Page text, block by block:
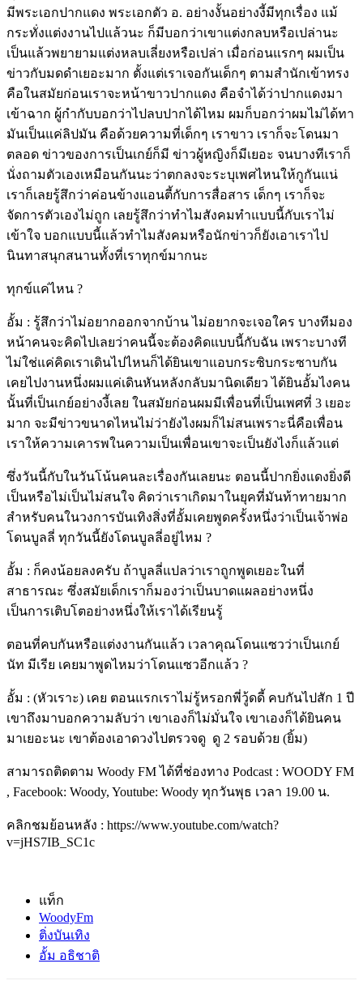
มีพระเอกปากแดง พระเอกตัว อ. อย่างงั้นอย่างงี้มีทุกเรื่อง แม้
กระทั่งแต่งงานไปแล้วนะ ก็มีบอกว่าเขาแต่งกลบหรือเปล่านะ
เป็นแล้วพยายามแต่งหลบเลี่ยงหรือเปล่า เมื่อก่อนแรกๆ ผมเป็น
ข่าวกับมดดำเยอะมาก ตั้งแต่เราเจอกันเด็กๆ ตามสำนักเข้าทรง
คือในสมัยก่อนเราจะหน้าขาวปากแดง คือจำได้ว่าปากแดงมา
เข้าฉาก ผู้กำกับบอกว่าไปลบปากได้ไหม ผมก็บอกว่าผมไม่ได้ทา
มันเป็นแค่ลิปมัน คือด้วยความที่เด็กๆ เราขาว เราก็จะโดนมา
ตลอด ข่าวของการเป็นเกย์ก็มี ข่าวผู้หญิงก็มีเยอะ จนบางทีเราก็
นั่งถามตัวเองเหมือนกันนะว่าตกลงจะระบุเพศไหนให้กูกันแน่
เราก็เลยรู้สึกว่าค่อนข้างแอนตี้กับการสื่อสาร เด็กๆ เราก็จะ
จัดการตัวเองไม่ถูก เลยรู้สึกว่าทำไมสังคมทำแบบนี้กับเราไม่
เข้าใจ บอกแบบนี้แล้วทำไมสังคมหรือนักข่าวก็ยังเอาเราไป
นินทาสนุกสนานทั้งที่เราทุกข์มากนะ
ทุกข์แค่ไหน ?
อั้ม : รู้สึกว่าไม่อยากออกจากบ้าน ไม่อยากจะเจอใคร บางทีมอง
หน้าคนจะคิดไปเลยว่าคนนี้จะต้องคิดแบบนี้กับฉัน เพราะบางที
ไม่ใช่แค่คิดเราเดินไปไหนก็ได้ยินเขาแอบกระซิบกระซาบกัน
เคยไปงานหนึ่งผมแค่เดินหันหลังกลับมานิดเดียว ได้ยินอั้มไงคน
นั้นที่เป็นเกย์อย่างงี้เลย ในสมัยก่อนผมมีเพื่อนที่เป็นเพศที่ 3 เยอะ
มาก จะมีข่าวขนาดไหนไม่ว่ายังไงผมก็ไม่สนเพราะนี่คือเพื่อน
เราให้ความเคารพในความเป็นเพื่อนเขาจะเป็นยังไงก็แล้วแต่
ซึ่งวันนี้กับในวันโน้นคนละเรื่องกันเลยนะ ตอนนี้ปากยิ่งแดงยิ่งดี
เป็นหรือไม่เป็นไม่สนใจ คิดว่าเราเกิดมาในยุคที่มันท้าทายมาก
สำหรับคนในวงการบันเทิงสิ่งที่อั้มเคยพูดครั้งหนึ่งว่าเป็นเจ้าพ่อ
โดนบูลลี่ ทุกวันนี้ยังโดนบูลลี่อยู่ไหม ?
อั้ม : ก็คงน้อยลงครับ ถ้าบูลลี่แปลว่าเราถูกพูดเยอะในที่
สาธารณะ ซึ่งสมัยเด็กเราก็มองว่าเป็นบาดแผลอย่างหนึ่ง
เป็นการเติบโตอย่างหนึ่งให้เราได้เรียนรู้
ตอนที่คบกันหรือแต่งงานกันแล้ว เวลาคุณโดนแซวว่าเป็นเกย์
นัท มีเรีย เคยมาพูดไหมว่าโดนแซวอีกแล้ว ?
อั้ม : (หัวเราะ) เคย ตอนแรกเราไม่รู้หรอกพี่วู้ดดี้ คบกันไปสัก 1 ปี
เขาถึงมาบอกความลับว่า เขาเองก็ไม่มั่นใจ เขาเองก็ได้ยินคน
มาเยอะนะ เขาต้องเอาดวงไปตรวจดู ดู 2 รอบด้วย (ยิ้ม)
สามารถติดตาม Woody FM ได้ที่ช่องทาง Podcast : WOODY FM
, Facebook: Woody, Youtube: Woody ทุกวันพุธ เวลา 19.00 น.
คลิกชมย้อนหลัง : https://www.youtube.com/watch?
v=jHS7IB_SC1c
แท็ก
WoodyFm
ติ่งบันเทิง
อั้ม อธิชาติ